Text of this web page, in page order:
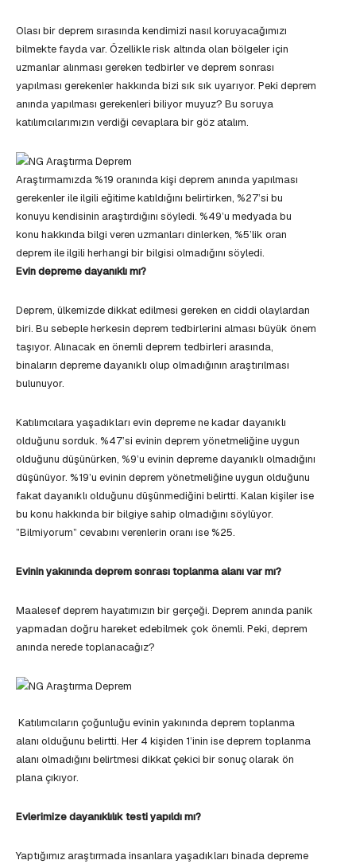
Olası bir deprem sırasında kendimizi nasıl koruyacağımızı
bilmekte fayda var. Özellikle risk altında olan bölgeler için
uzmanlar alınması gereken tedbirler ve deprem sonrası
yapılması gerekenler hakkında bizi sık sık uyarıyor. Peki deprem
anında yapılması gerekenleri biliyor muyuz? Bu soruya
katılımcılarımızın verdiği cevaplara bir göz atalım.
Araştırmamızda %19 oranında kişi deprem anında yapılması
gerekenler ile ilgili eğitime katıldığını belirtirken, %27’si bu
konuyu kendisinin araştırdığını söyledi. %49’u medyada bu
konu hakkında bilgi veren uzmanları dinlerken, %5’lik oran
deprem ile ilgili herhangi bir bilgisi olmadığını söyledi.
Evin depreme dayanıklı mı?
Deprem, ülkemizde dikkat edilmesi gereken en ciddi olaylardan
biri. Bu sebeple herkesin deprem tedbirlerini alması büyük önem
taşıyor. Alınacak en önemli deprem tedbirleri arasında,
binaların depreme dayanıklı olup olmadığının araştırılması
bulunuyor.
Katılımcılara yaşadıkları evin depreme ne kadar dayanıklı
olduğunu sorduk. %47’si evinin deprem yönetmeliğine uygun
olduğunu düşünürken, %9’u evinin depreme dayanıklı olmadığını
düşünüyor. %19’u evinin deprem yönetmeliğine uygun olduğunu
fakat dayanıklı olduğunu düşünmediğini belirtti. Kalan kişiler ise
bu konu hakkında bir bilgiye sahip olmadığını söylüyor.
”Bilmiyorum” cevabını verenlerin oranı ise %25.
Evinin yakınında deprem sonrası toplanma alanı var mı?
Maalesef deprem hayatımızın bir gerçeği. Deprem anında panik
yapmadan doğru hareket edebilmek çok önemli. Peki, deprem
anında nerede toplanacağız?
Katılımcıların çoğunluğu evinin yakınında deprem toplanma
alanı olduğunu belirtti. Her 4 kişiden 1’inin ise deprem toplanma
alanı olmadığını belirtmesi dikkat çekici bir sonuç olarak ön
plana çıkıyor.
Evlerimize dayanıklılık testi yapıldı mı?
Yaptığımız araştırmada insanlara yaşadıkları binada depreme